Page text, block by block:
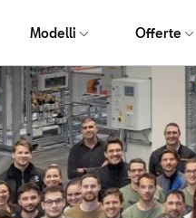
Modelli Offerte